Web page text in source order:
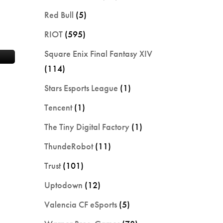
Red Bull (5)
RIOT (595)
Square Enix Final Fantasy XIV
(114)
Stars Esports League (1)
Tencent(1)
The Tiny Digital Factory (1)
ThundeRobot(11)
Trust(101)
Uptodown (12)
Valencia CF eSports (5)